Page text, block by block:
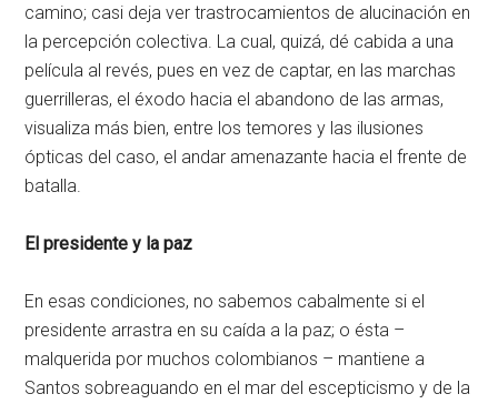
camino; casi deja ver trastrocamientos de alucinación en
la percepción colectiva. La cual, quizá, dé cabida a una
película al revés, pues en vez de captar, en las marchas
guerrilleras, el éxodo hacia el abandono de las armas,
visualiza más bien, entre los temores y las ilusiones
ópticas del caso, el andar amenazante hacia el frente de
batalla.
El presidente y la paz
En esas condiciones, no sabemos cabalmente si el
presidente arrastra en su caída a la paz; o ésta –
malquerida por muchos colombianos – mantiene a
Santos sobreaguando en el mar del escepticismo y de la